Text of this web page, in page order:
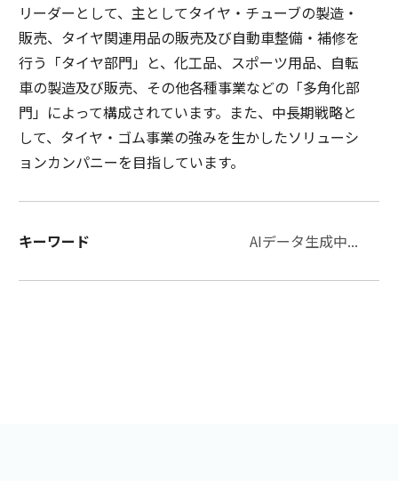
リーダーとして、主としてタイヤ・チューブの製造・
販売、タイヤ関連用品の販売及び自動車整備・補修を
行う「タイヤ部門」と、化工品、スポーツ用品、自転
車の製造及び販売、その他各種事業などの「多角化部
門」によって構成されています。また、中長期戦略と
して、タイヤ・ゴム事業の強みを生かしたソリューシ
ョンカンパニーを目指しています。
キーワード AIデータ生成中...